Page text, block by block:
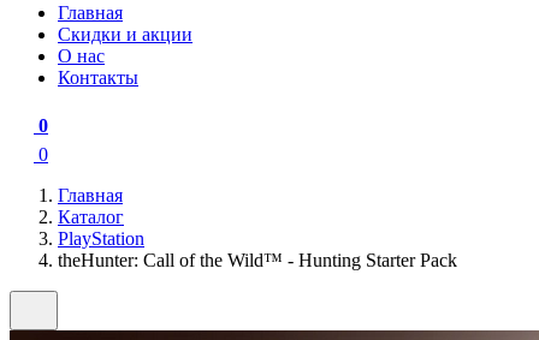
Главная
Скидки и акции
О нас
Контакты
0
0
Главная
Каталог
PlayStation
theHunter: Call of the Wild™ - Hunting Starter Pack